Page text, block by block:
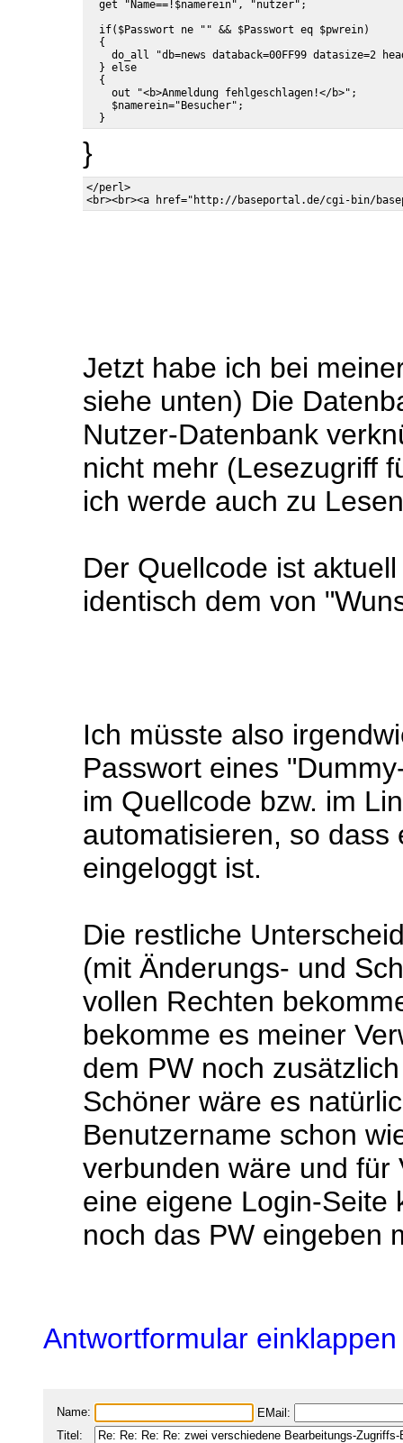
if($Passwort ne "" && $Passwort eq $pwrein)
{
do_all "db=news databack=00FF99 datasize=2
} else
{
out "<b>Anmeldung fehlgeschlagen!</b>";
$namerein="Besucher";
}
</perl>
Jetzt habe ich bei
siehe unten) Die
Nutzer-Datenbank
nicht mehr (Lesezugriff
ich werde auch zu
Der Quellcode ist
identisch dem von
Ich müsste also
Passwort eines
im Quellcode bzw. im
automatisieren, so
eingeloggt ist.
Die restliche
(mit Änderungs- und
vollen Rechten
bekomme es meiner
dem PW noch
Schöner wäre es
Benutzername schon
verbunden wäre und für
eine eigene Login-Seite
noch das PW eingeben
Antwortformular einklappen
Name:
EMail:
Titel: